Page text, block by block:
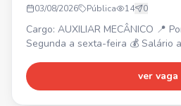
03/08/2026 Pública 14 0
Cargo: AUXILIAR MECÂNICO 📍 Porto Belo/SC ou região ⏰
Segunda a sexta-feira 💰 Salário
noção de mecânica • CNH
Organização, comprometimento e
ver vaga